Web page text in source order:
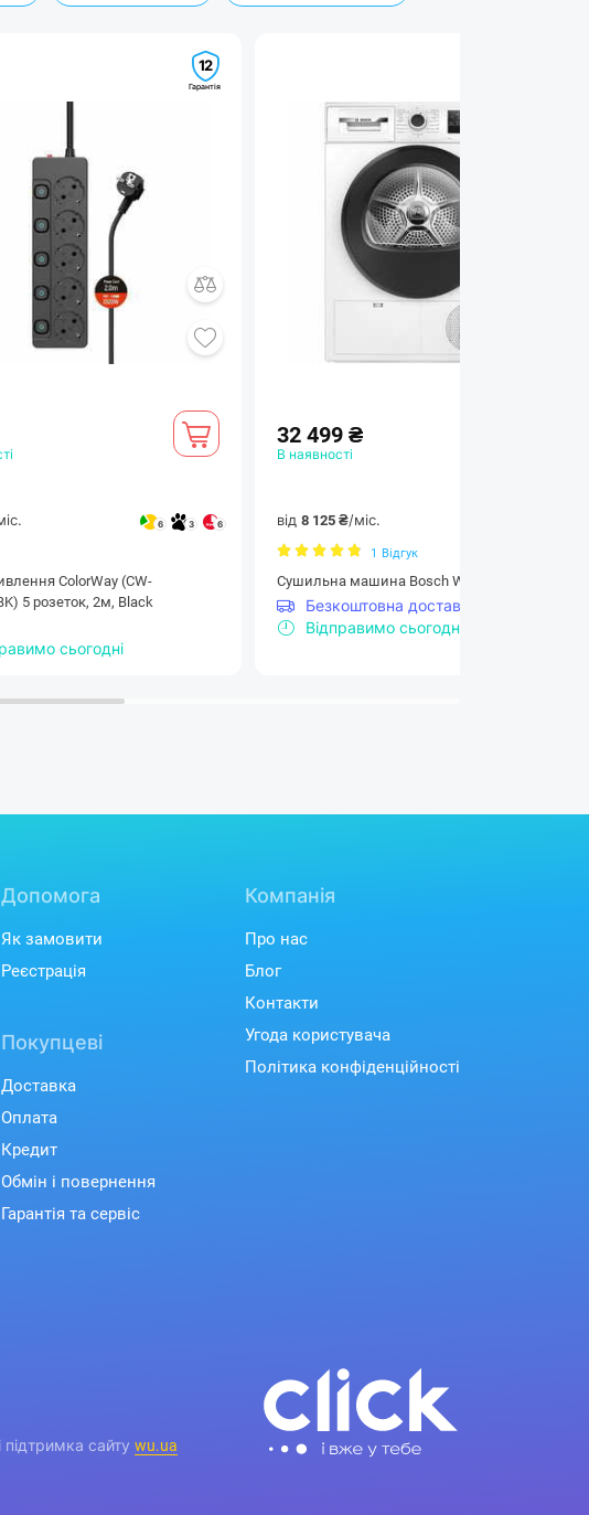
12
Гарантія
6 3 6
СolorWay (CW-
5 розеток, 2м, Black
сьогодні
32 499 ₴
В наявності
від 8 125 ₴/міс.
1 Відгук
Сушильна машина Bosch WTH85206UA
Безкоштовна доставка
Відправимо сьогодні
Допомога
Як замовити
Реєстрація
Покупцеві
Доставка
Оплата
Кредит
Обмін і повернення
Гарантія та сервіс
Компанія
Про нас
Блог
Контакти
Угода користувача
Політика конфіденційності
підтримка сайтуwu.ua